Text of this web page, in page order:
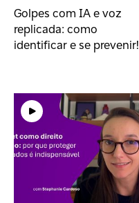
Golpes com IA e voz
replicada: como
identificar e se prevenir!